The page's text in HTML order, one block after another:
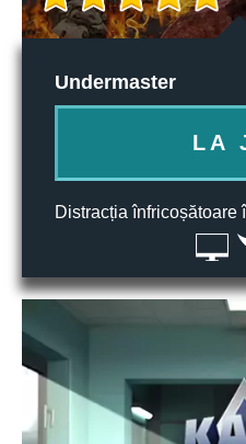
Undermaster
LA
Distracția înfricoșătoare